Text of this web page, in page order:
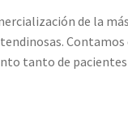
de la
tanto de